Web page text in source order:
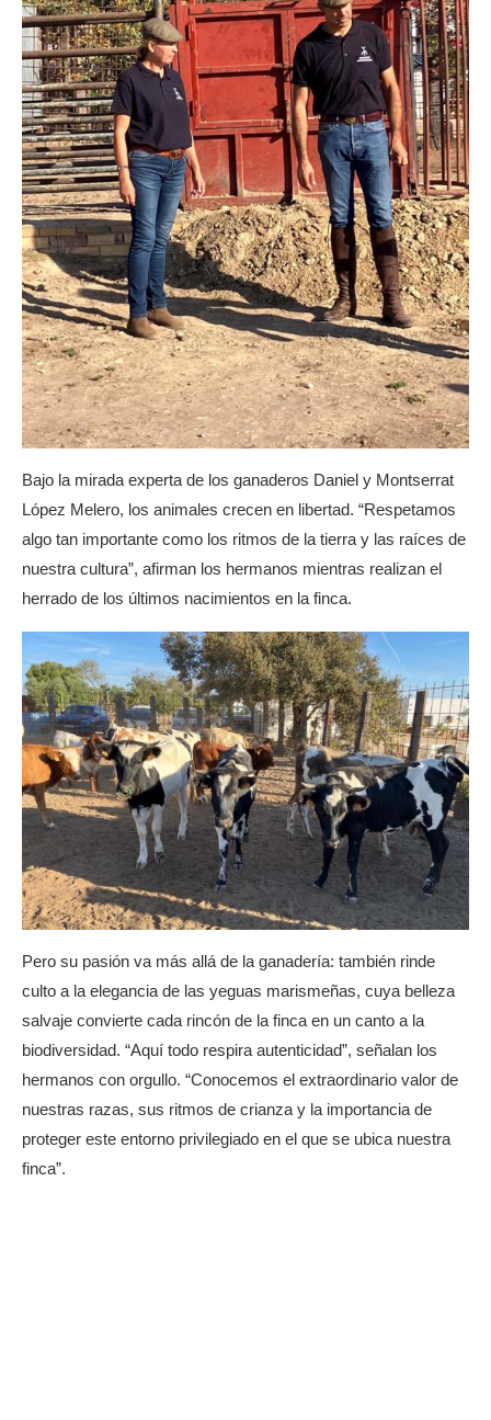
Bajo la mirada experta de los ganaderos Daniel y Montserrat
López Melero, los animales crecen en libertad. “Respetamos
algo tan importante como los ritmos de la tierra y las raíces de
nuestra cultura”, afirman los hermanos mientras realizan el
herrado de los últimos nacimientos en la finca.
Pero su pasión va más allá de la ganadería: también rinde
culto a la elegancia de las yeguas marismeñas, cuya belleza
salvaje convierte cada rincón de la finca en un canto a la
biodiversidad. “Aquí todo respira autenticidad”, señalan los
hermanos con orgullo. “Conocemos el extraordinario valor de
nuestras razas, sus ritmos de crianza y la importancia de
proteger este entorno privilegiado en el que se ubica nuestra
finca”.